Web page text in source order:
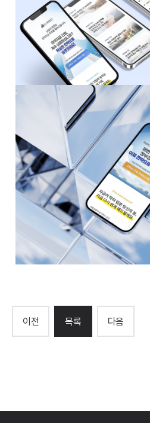
이전 목록 다음